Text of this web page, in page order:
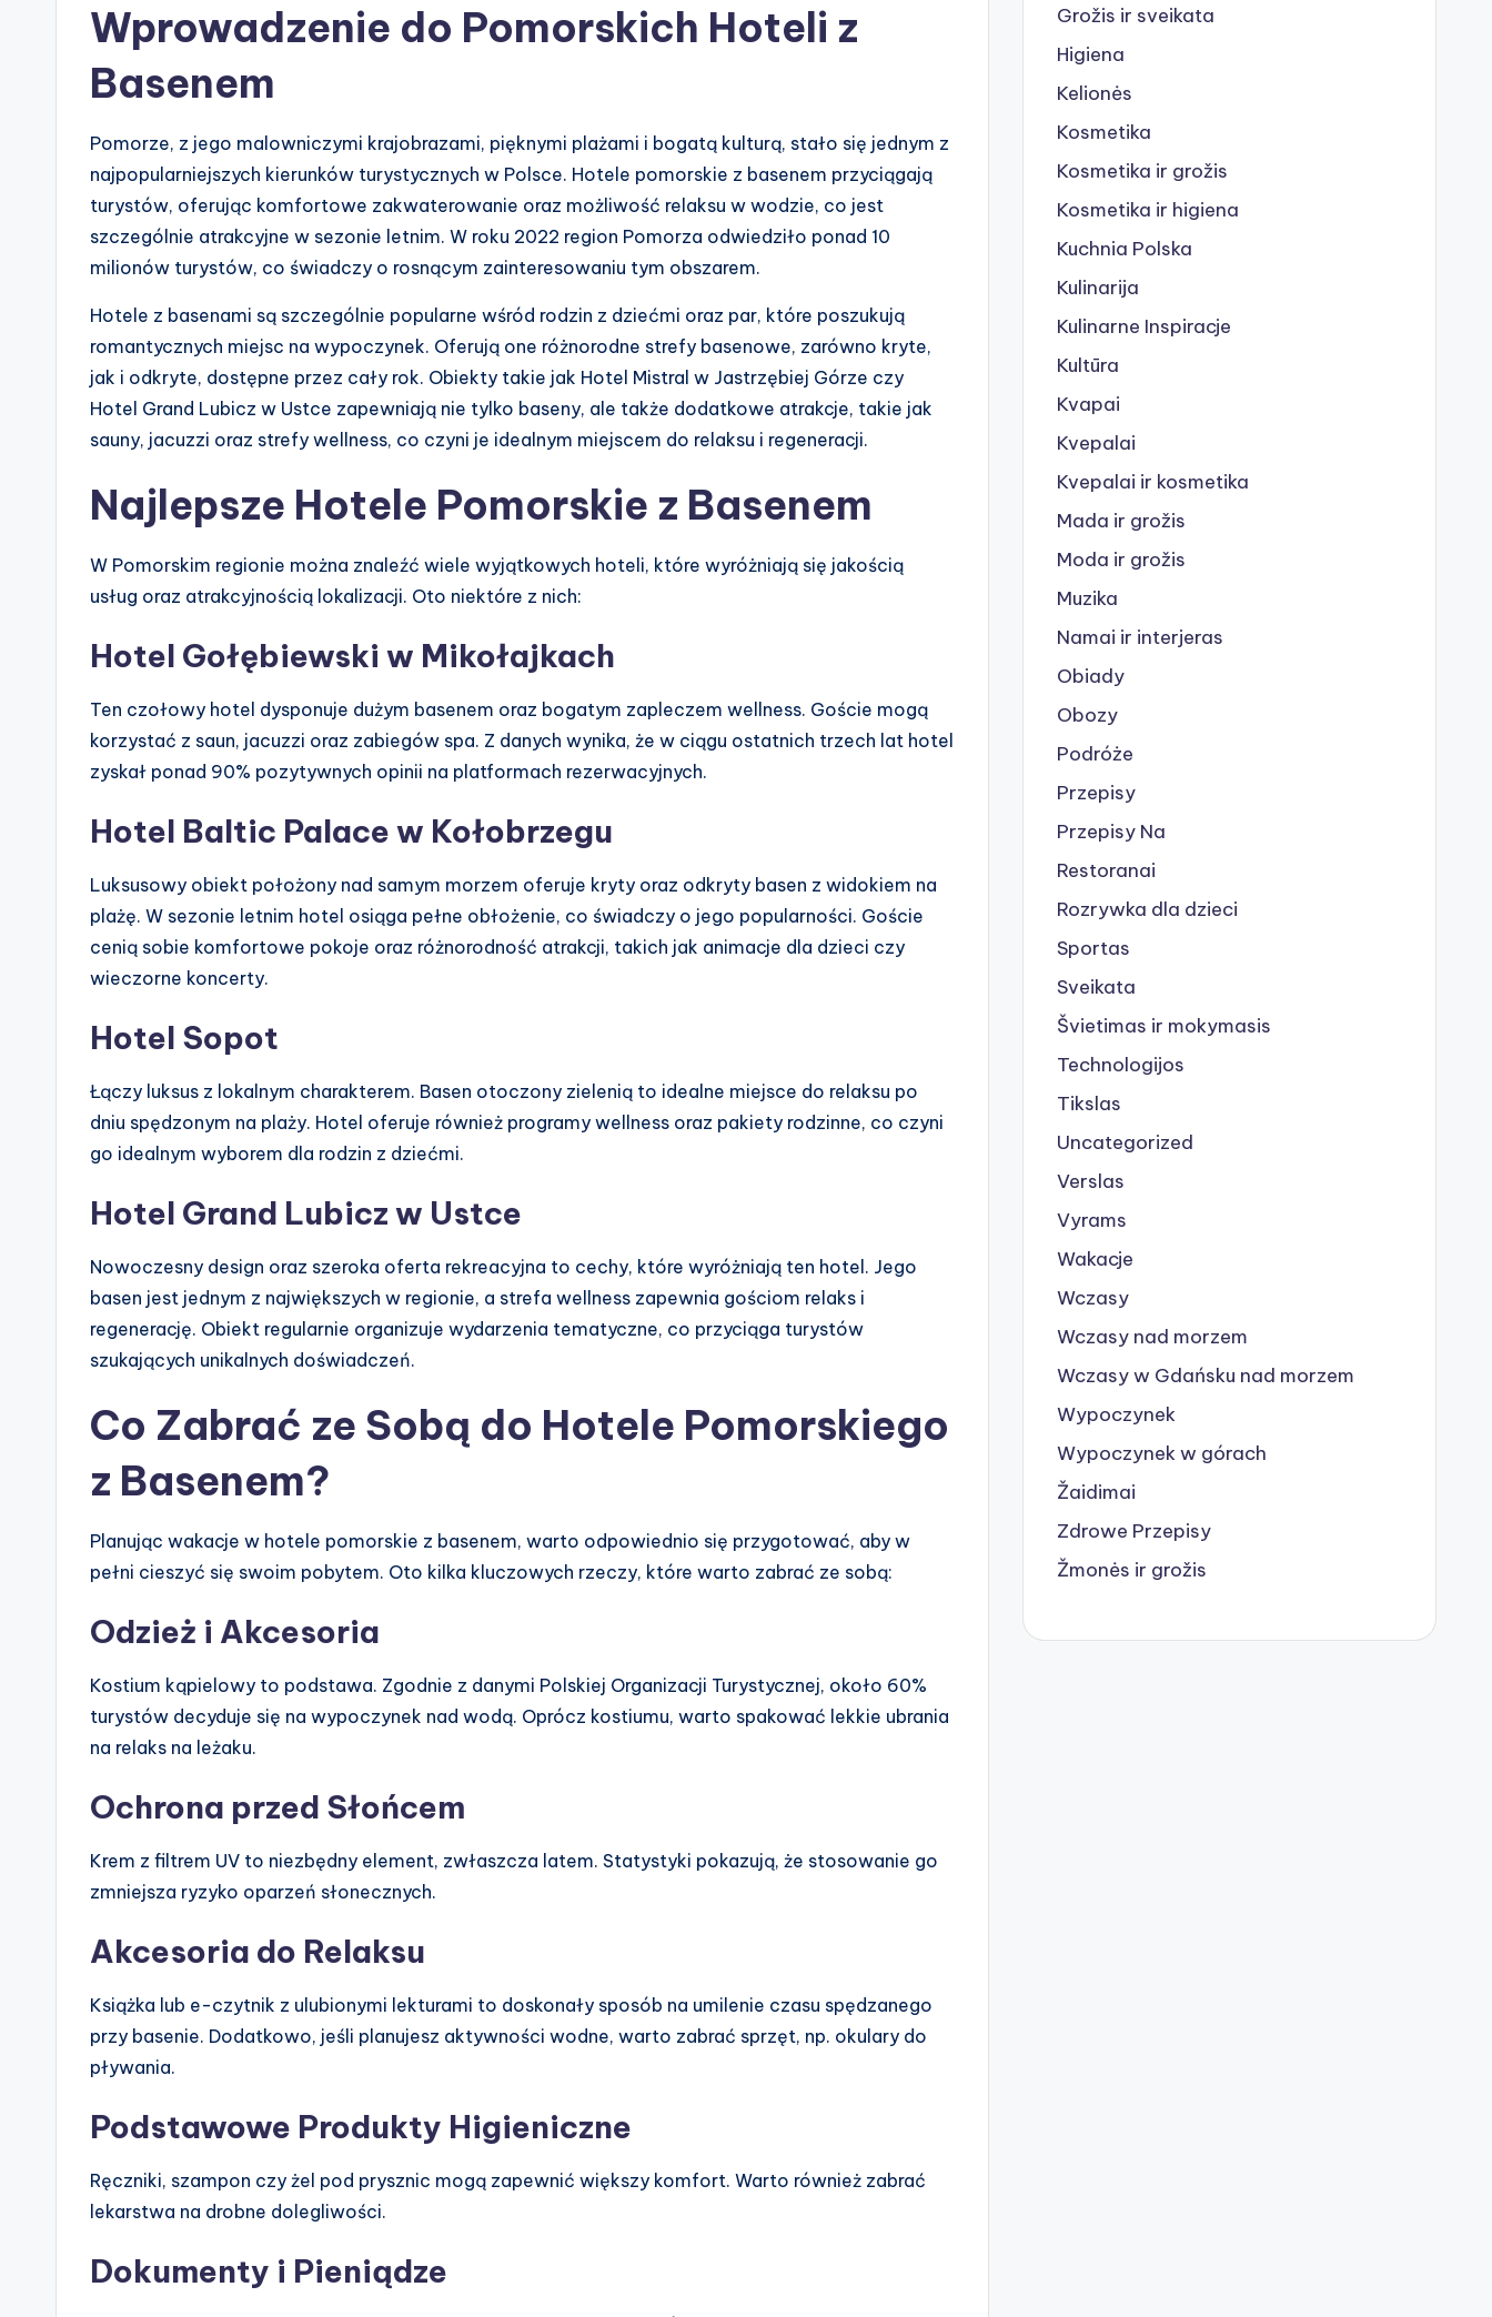
Wprowadzenie do Pomorskich Hoteli z
Basenem
Pomorze, z jego malowniczymi krajobrazami, pięknymi plażami i bogatą kulturą, stało się jednym z
najpopularniejszych kierunków turystycznych w Polsce. Hotele pomorskie z basenem przyciągają
turystów, oferując komfortowe zakwaterowanie oraz możliwość relaksu w wodzie, co jest
szczególnie atrakcyjne w sezonie letnim. W roku 2022 region Pomorza odwiedziło ponad 10
milionów turystów, co świadczy o rosnącym zainteresowaniu tym obszarem.
Hotele z basenami są szczególnie popularne wśród rodzin z dziećmi oraz par, które poszukują
romantycznych miejsc na wypoczynek. Oferują one różnorodne strefy basenowe, zarówno kryte,
jak i odkryte, dostępne przez cały rok. Obiekty takie jak Hotel Mistral w Jastrzębiej Górze czy
Hotel Grand Lubicz w Ustce zapewniają nie tylko baseny, ale także dodatkowe atrakcje, takie jak
sauny, jacuzzi oraz strefy wellness, co czyni je idealnym miejscem do relaksu i regeneracji.
Najlepsze Hotele Pomorskie z Basenem
W Pomorskim regionie można znaleźć wiele wyjątkowych hoteli, które wyróżniają się jakością
usług oraz atrakcyjnością lokalizacji. Oto niektóre z nich:
Hotel Gołębiewski w Mikołajkach
Ten czołowy hotel dysponuje dużym basenem oraz bogatym zapleczem wellness. Goście mogą
korzystać z saun, jacuzzi oraz zabiegów spa. Z danych wynika, że w ciągu ostatnich trzech lat hotel
zyskał ponad 90% pozytywnych opinii na platformach rezerwacyjnych.
Hotel Baltic Palace w Kołobrzegu
Luksusowy obiekt położony nad samym morzem oferuje kryty oraz odkryty basen z widokiem na
plażę. W sezonie letnim hotel osiąga pełne obłożenie, co świadczy o jego popularności. Goście
cenią sobie komfortowe pokoje oraz różnorodność atrakcji, takich jak animacje dla dzieci czy
wieczorne koncerty.
Hotel Sopot
Łączy luksus z lokalnym charakterem. Basen otoczony zielenią to idealne miejsce do relaksu po
dniu spędzonym na plaży. Hotel oferuje również programy wellness oraz pakiety rodzinne, co czyni
go idealnym wyborem dla rodzin z dziećmi.
Hotel Grand Lubicz w Ustce
Nowoczesny design oraz szeroka oferta rekreacyjna to cechy, które wyróżniają ten hotel. Jego
basen jest jednym z największych w regionie, a strefa wellness zapewnia gościom relaks i
regenerację. Obiekt regularnie organizuje wydarzenia tematyczne, co przyciąga turystów
szukających unikalnych doświadczeń.
Co Zabrać ze Sobą do Hotele Pomorskiego
z Basenem?
Planując wakacje w hotele pomorskie z basenem, warto odpowiednio się przygotować, aby w
pełni cieszyć się swoim pobytem. Oto kilka kluczowych rzeczy, które warto zabrać ze sobą:
Odzież i Akcesoria
Kostium kąpielowy to podstawa. Zgodnie z danymi Polskiej Organizacji Turystycznej, około 60%
turystów decyduje się na wypoczynek nad wodą. Oprócz kostiumu, warto spakować lekkie ubrania
na relaks na leżaku.
Ochrona przed Słońcem
Krem z filtrem UV to niezbędny element, zwłaszcza latem. Statystyki pokazują, że stosowanie go
zmniejsza ryzyko oparzeń słonecznych.
Akcesoria do Relaksu
Książka lub e-czytnik z ulubionymi lekturami to doskonały sposób na umilenie czasu spędzanego
przy basenie. Dodatkowo, jeśli planujesz aktywności wodne, warto zabrać sprzęt, np. okulary do
pływania.
Podstawowe Produkty Higieniczne
Ręczniki, szampon czy żel pod prysznic mogą zapewnić większy komfort. Warto również zabrać
lekarstwa na drobne dolegliwości.
Dokumenty i Pieniądze
Grožis ir sveikata
Higiena
Kelionės
Kosmetika
Kosmetika ir grožis
Kosmetika ir higiena
Kuchnia Polska
Kulinarija
Kulinarne Inspiracje
Kultūra
Kvapai
Kvepalai
Kvepalai ir kosmetika
Mada ir grožis
Moda ir grožis
Muzika
Namai ir interjeras
Obiady
Obozy
Podróże
Przepisy
Przepisy Na
Restoranai
Rozrywka dla dzieci
Sportas
Sveikata
Švietimas ir mokymasis
Technologijos
Tikslas
Uncategorized
Verslas
Vyrams
Wakacje
Wczasy
Wczasy nad morzem
Wczasy w Gdańsku nad morzem
Wypoczynek
Wypoczynek w górach
Žaidimai
Zdrowe Przepisy
Žmonės ir grožis